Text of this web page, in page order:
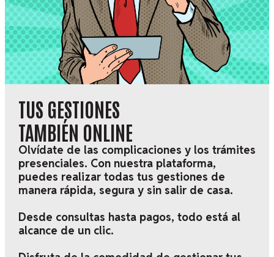
TUS GESTIONES
TAMBIÉN ONLINE
Olvídate de las complicaciones y los trámites
presenciales. Con nuestra plataforma,
puedes realizar todas tus gestiones de
manera rápida, segura y sin salir de casa.
Desde consultas hasta pagos, todo está al
alcance de un clic.